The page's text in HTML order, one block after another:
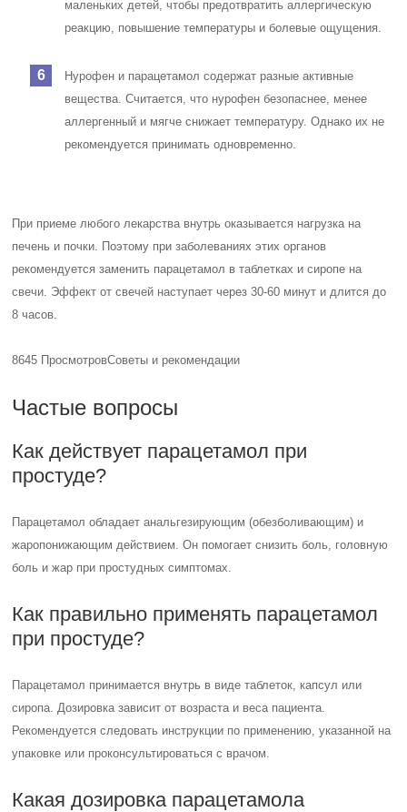
маленьких детей, чтобы предотвратить аллергическую
реакцию, повышение температуры и болевые ощущения.
Нурофен и парацетамол содержат разные активные
вещества. Считается, что нурофен безопаснее, менее
аллергенный и мягче снижает температуру. Однако их не
рекомендуется принимать одновременно.
При приеме любого лекарства внутрь оказывается нагрузка на
печень и почки. Поэтому при заболеваниях этих органов
рекомендуется заменить парацетамол в таблетках и сиропе на
свечи. Эффект от свечей наступает через 30-60 минут и длится до
8 часов.
8645 ПросмотровСоветы и рекомендации
Частые вопросы
Как действует парацетамол при
простуде?
Парацетамол обладает анальгезирующим (обезболивающим) и
жаропонижающим действием. Он помогает снизить боль, головную
боль и жар при простудных симптомах.
Как правильно применять парацетамол
при простуде?
Парацетамол принимается внутрь в виде таблеток, капсул или
сиропа. Дозировка зависит от возраста и веса пациента.
Рекомендуется следовать инструкции по применению, указанной на
упаковке или проконсультироваться с врачом.
Какая дозировка парацетамола